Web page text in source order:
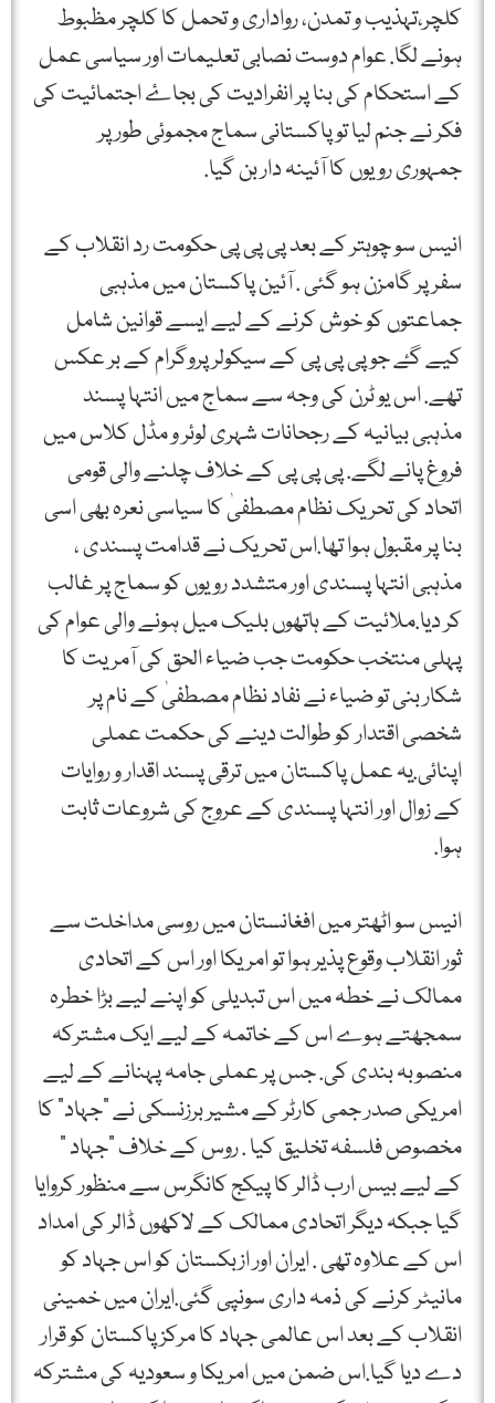
کلچر،تہذیب و تمدن، رواداری و تحمل کا کلچر مظبوط
ہونے لگا. عوام دوست نصابی تعلیمات اور سیاسی عمل
کے استحکام کی بنا پر انفرادیت کی بجاۓ اجتمائیت کی
فکر نے جنم لیا تو پاکستانی سماج مجموئی طور پر
جمہوری رویوں کا آئینہ دار بن گیا.
انیس سو چوہتر کے بعد پی پی پی حکومت رد انقلاب کے
سفر پر گامزن ہو گئی . آئین پاکستان میں مذہبی
جماعتوں کو خوش کرنے کے لیے ایسے قوانین شامل
کیے گۓ جو پی پی پی کے سیکولر پروگرام کے بر عکس
تھے. اس یو ٹرن کی وجہ سے سماج میں انتہا پسند
مذہبی بیانیہ کے رجحانات شہری لوئر و مڈل کلاس میں
فروغ پانے لگے. پی پی پی کے خلاف چلنے والی قومی
اتحاد کی تحریک نظام مصطفیٰ کا سیاسی نعرہ بھی اسی
بنا پر مقبول ہوا تھا.اس تحریک نے قدامت پسندی ،
مذہبی انتہا پسندی اور متشدد رویوں کو سماج پر غالب
کر دیا.ملائیت کے ہاتھوں بلیک میل ہونے والی عوام کی
پہلی منتخب حکومت جب ضیاء الحق کی آمریت کا
شکار بنی تو ضیاء نے نفاد نظام مصطفیٰ کے نام پر
شخصی اقتدار کو طوالت دینے کی حکمت عملی
اپنائی.یہ عمل پاکستان میں ترقی پسند اقدار و روایات
کے زوال اور انتہا پسندی کے عروج کی شروعات ثابت
ہوا.
انیس سو اٹھتر میں افغانستان میں روسی مداخلت سے
ثور انقلاب وقوع پذیر ہوا تو امریکا اور اس کے اتحادی
ممالک نے خطہ میں اس تبدیلی کو اپنے لیے بڑا خطرہ
سمجھتے ہوے اس کے خاتمہ کے لیے ایک مشترکہ
منصوبہ بندی کی. جس پر عملی جامہ پہنانے کے لیے
امریکی صدر جمی کارٹر کے مشیر برزنسکی نے ”جہاد” کا
مخصوص فلسفہ تخلیق کیا . روس کے خلاف ”جہاد ”
کے لیے بیس ارب ڈالر کا پیکج کانگرس سے منظور کروایا
گیا جبکہ دیگر اتحادی ممالک کے لاکھوں ڈالر کی امداد
اس کے علاوہ تھی . ایران اور ازبکستان کو اس جہاد کو
مانیٹر کرنے کی ذمہ داری سونپی گئی.ایران میں خمینی
انقلاب کے بعد اس عالمی جہاد کا مرکز پاکستان کو قرار
دے دیا گیا.اس ضمن میں امریکا و سعودیہ کی مشترکہ